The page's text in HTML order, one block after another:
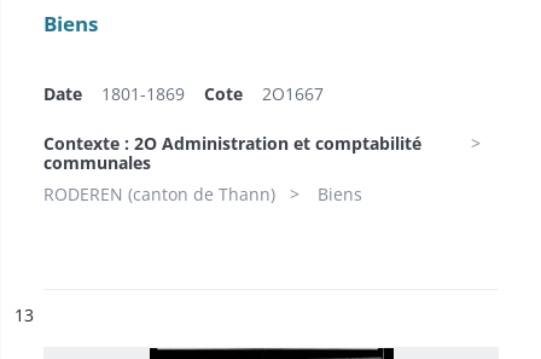
Biens
Date 1801-1869 Cote 2O1667
Contexte : 2O Administration et comptabilité
communales
RODEREN (canton de Thann)
Biens
n°
13